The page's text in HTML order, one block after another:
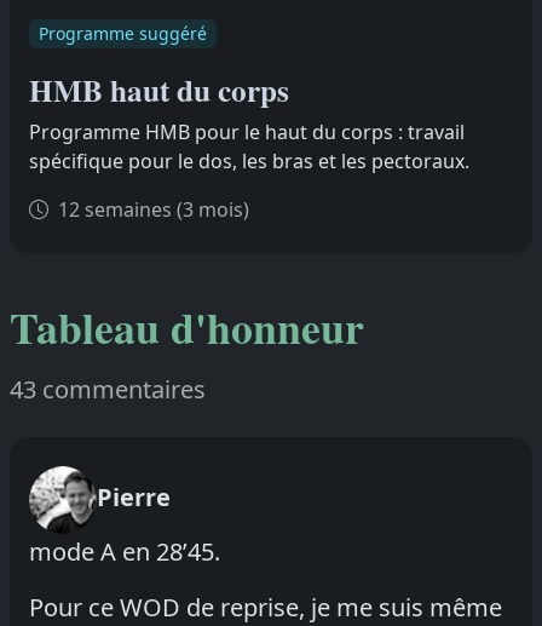
Programme suggéré
HMB haut du corps
Programme HMB pour le haut du corps : travail
spécifique pour le dos, les bras et les pectoraux.
12 semaines (3 mois)
Tableau d'honneur
43 commentaires
Pierre
mode A en 28’45.
Pour ce WOD de reprise, je me suis même